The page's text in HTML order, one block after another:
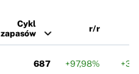
Cykl
zapasów
r/r
687 +97,98%